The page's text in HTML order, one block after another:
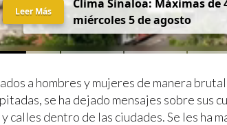
Clima Sinaloa: Máximas de
miércoles 5 de agosto
Leer Más
a hombres y mujeres de manera
se ha dejado mensajes sobre sus
calles dentro de las ciudades. Se les ha